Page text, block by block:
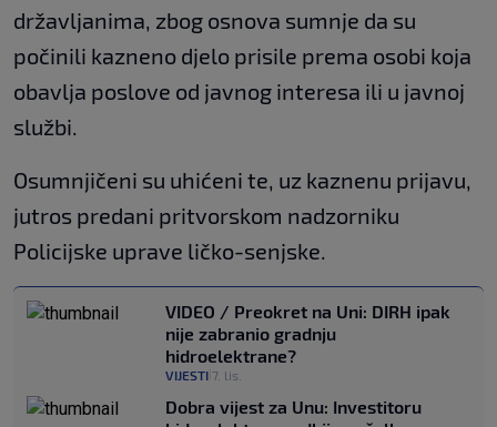
državljanima, zbog osnova sumnje da su
počinili kazneno djelo prisile prema osobi koja
obavlja poslove od javnog interesa ili u javnoj
službi.
Osumnjičeni su uhićeni te, uz kaznenu prijavu,
jutros predani pritvorskom nadzorniku
Policijske uprave ličko-senjske.
VIDEO / Preokret na Uni: DIRH ipak
nije zabranio gradnju
hidroelektrane?
VIJESTI 7. lis.
Dobra vijest za Unu: Investitoru